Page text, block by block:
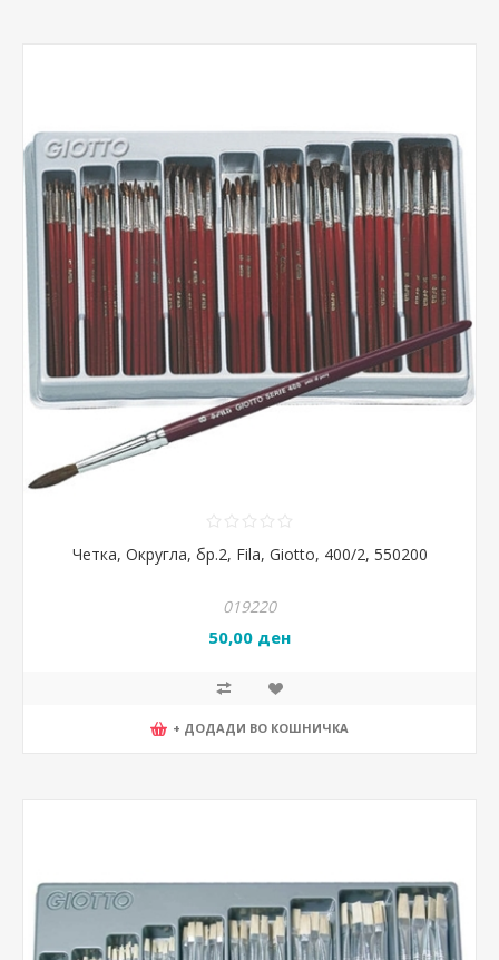
Четка, Округла, бр.2, Fila, Giotto, 400/2, 550200
019220
50,00 ден
+ ДОДАДИ ВО КОШНИЧКА